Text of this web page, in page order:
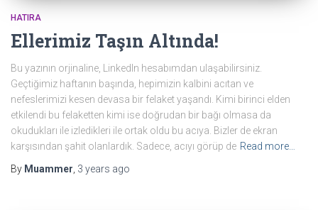
HATIRA
Ellerimiz Taşın Altında!
Bu yazının orjinaline, LinkedIn hesabımdan ulaşabilirsiniz.
Geçtiğimiz haftanın başında, hepimizin kalbini acıtan ve
nefeslerimizi kesen devasa bir felaket yaşandı. Kimi birinci elden
etkilendi bu felaketten kimi ise doğrudan bir bağı olmasa da
okudukları ile izledikleri ile ortak oldu bu acıya. Bizler de ekran
karşısından şahit olanlardık. Sadece, acıyı görüp de Read more…
By Muammer 3 years ago